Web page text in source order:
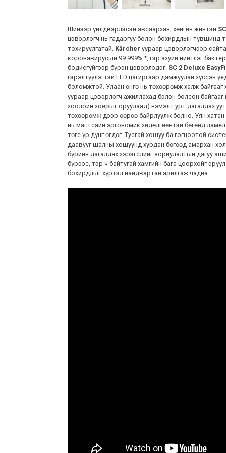
Шинээр үйлдвэрлэсэн авсаархан, хөнгөн жинтэй
цэвэрлэгч нь гадаргуу болон бохирдлын түвшинд
тохируулгатай. Kärcher уураар цэвэрлэгчээр
коронавирусын 99.999% *, гэр ахуйн нийтлэг
бодисгүйгээр бүрэн цэвэрлэдэг. SC 2 Deluxe
гэрэлтүүлэгтэй LED цагиргаар дамжуулан хүссэн
боломжтой. Улаан өнгө нь төхөөрөмж халж байгааг
уураар цэвэрлэгч ажиллахад бэлэн болсон байгааг
хоолойн хоёрыг оруулаад) нэмэлт урт дагалдах
төхөөрөмж дээр өөрөө байрлуулж болно. Уян
нь маш сайн эргономик хөдөлгөөнтэй бөгөөд
төгс үр дүнг өгдөг. Тусгай хошуу ба гогцоотой
даавууг шалны хошуунд хурдан бөгөөд амархан
бүрийн дагалдах хэрэгслийг зориулалтын дагуу
бүрээс, тэр ч байтугай хамгийн бага цоорхойг
бохирдлыг хүртэл найдвартай арилгаж чадна.